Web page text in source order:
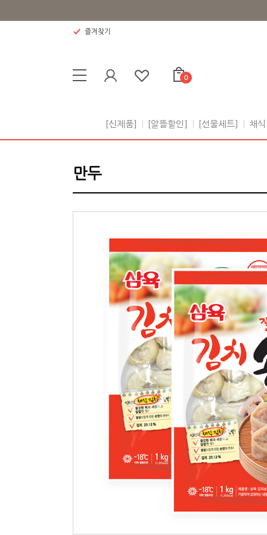
즐겨찾기
0
[신제품] [알뜰할인] [선물세트] 채
만두